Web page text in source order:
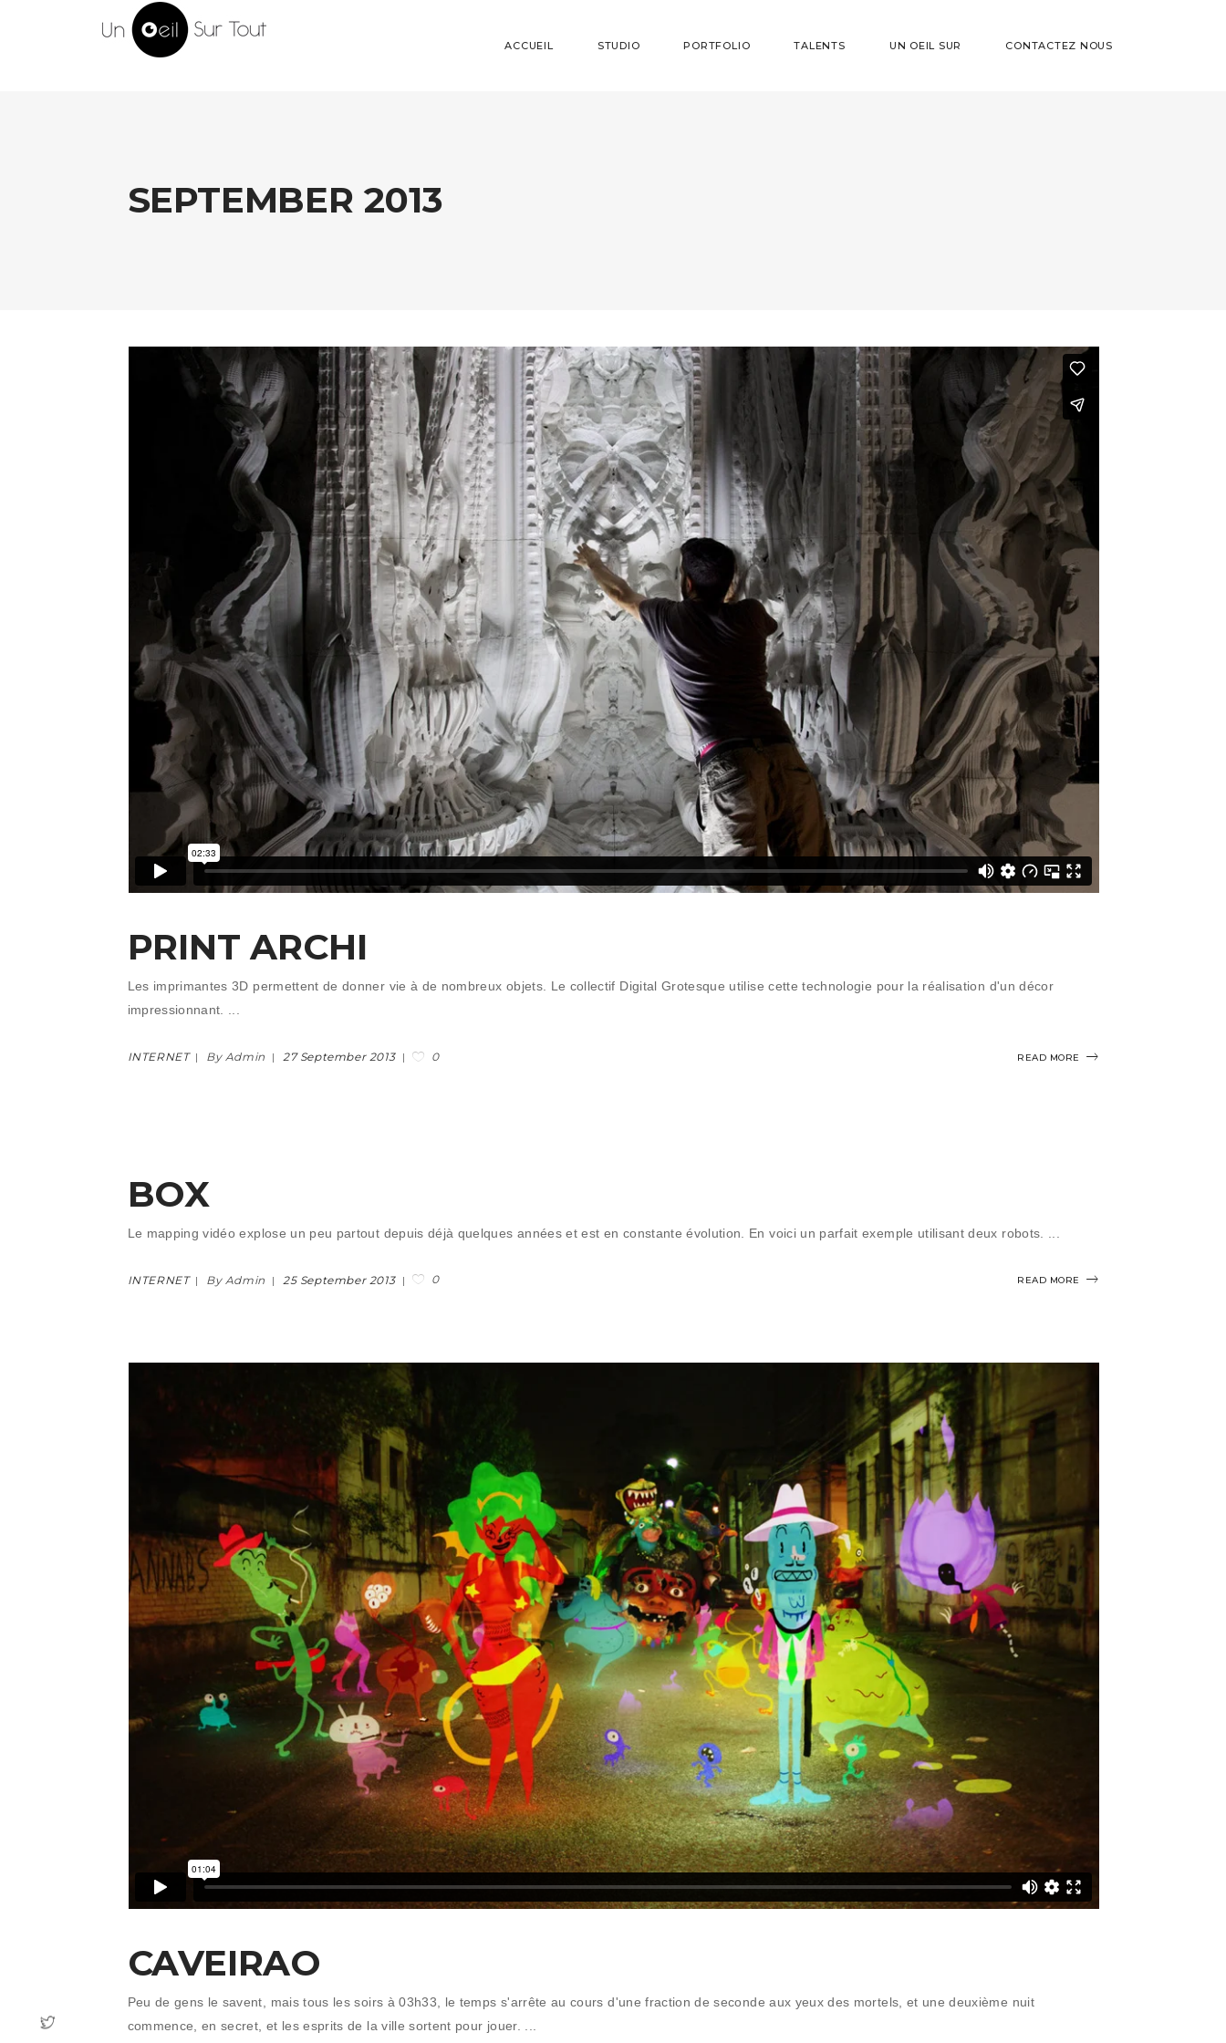
ACCUEIL STUDIO PORTFOLIO TALENTS UN OEIL SUR CONTACTEZ NOUS
SEPTEMBER 2013
PRINT ARCHI
Les imprimantes 3D permettent de donner vie à de nombreux objets. Le collectif Digital Grotesque utilise cette technologie pour la réalisation d'un décor
impressionnant.
INTERNET By Admin 27 September 2013 0 READ MORE
BOX
Le mapping vidéo explose un peu partout depuis déjà quelques années et est en constante évolution. En voici un parfait exemple utilisant deux robots.
INTERNET By Admin 25 September 2013 0 READ MORE
CAVEIRAO
Peu de gens le savent, mais tous les soirs à 03h33, le temps s'arrête au cours d'une fraction de seconde aux yeux des mortels, et une deuxième nuit
commence, en secret, et les esprits de la ville sortent pour jouer.